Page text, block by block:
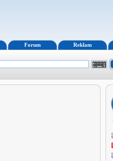
Forum Reklam